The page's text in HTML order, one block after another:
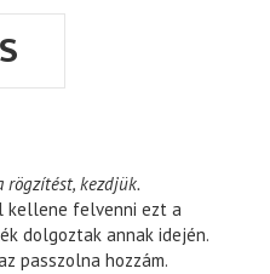
rögzítést, kezdjük.
kellene felvenni ezt a
dolgoztak annak idején.
passzolna hozzám.